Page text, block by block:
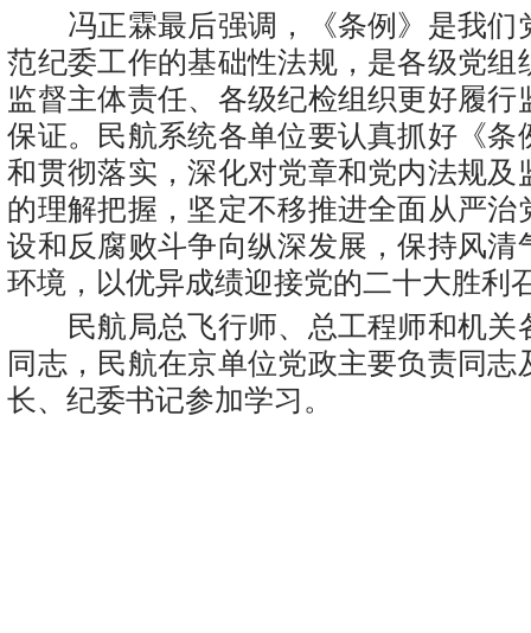
冯正霖最后强调，《条例》是我们
范纪委工作的基础性法规，是各级党组
监督主体责任、各级纪检组织更好履行
保证。民航系统各单位要认真抓好《条
和贯彻落实，深化对党章和党内法规及
的理解把握，坚定不移推进全面从严治
设和反腐败斗争向纵深发展，保持风清
环境，以优异成绩迎接党的二十大胜利
民航局总飞行师、总工程师和机关
同志，民航在京单位党政主要负责同志
长、纪委书记参加学习。